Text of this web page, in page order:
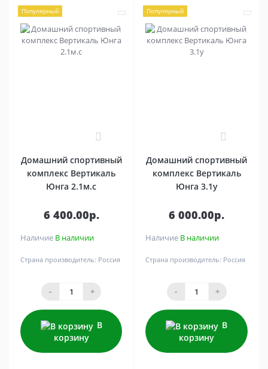
Популярный
0
Домашний спортивный
комплекс Вертикаль
Юнга 2.1м.с
6 400.00р.
Наличие В наличии
Страна производитель: Россия
- +
В
корзину
Популярный
0
Домашний спортивный
комплекс Вертикаль
Юнга 3.1y
6 000.00р.
Наличие В наличии
Страна производитель: Россия
- +
В
корзину